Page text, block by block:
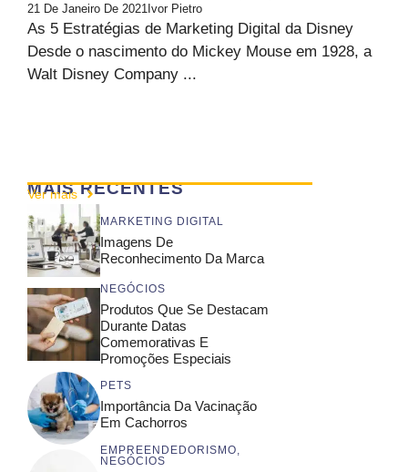
21 De Janeiro De 2021 Ivor Pietro
As 5 Estratégias de Marketing Digital da Disney
Desde o nascimento do Mickey Mouse em 1928, a
Walt Disney Company ...
MAIS RECENTES
Ver mais
MARKETING DIGITAL
Imagens De
Reconhecimento Da Marca
NEGÓCIOS
Produtos Que Se Destacam
Durante Datas
Comemorativas E
Promoções Especiais
PETS
Importância Da Vacinação
Em Cachorros
EMPREENDEDORISMO
NEGÓCIOS